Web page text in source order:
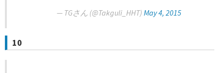
— TGさん (@Takguli_HHT) May 4, 2015
10